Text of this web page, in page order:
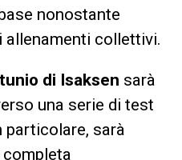
nonostante
allenamenti collettivi.
di Isaksen sarà
una serie di test
sarà
completa